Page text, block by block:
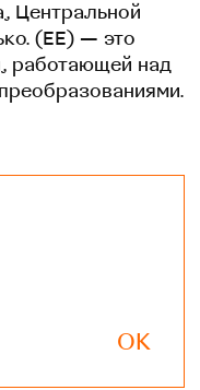
Центральной
(EE) — это
работающей над
OK